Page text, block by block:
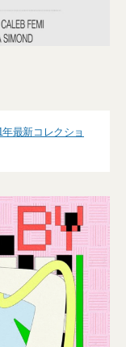
最新コレクショ